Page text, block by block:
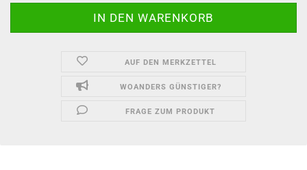
AUF DEN MERKZETTEL
WOANDERS GÜNSTIGER?
FRAGE ZUM PRODUKT